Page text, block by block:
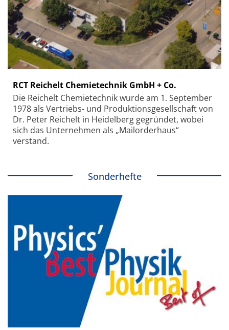
RCT Reichelt Chemietechnik GmbH + Co.
Die Reichelt Chemietechnik wurde am 1. September
1978 als Vertriebs- und Produktionsgesellschaft von
Dr. Peter Reichelt in Heidelberg gegründet, wobei
sich das Unternehmen als „Mailorderhaus“
verstand.
Sonderhefte